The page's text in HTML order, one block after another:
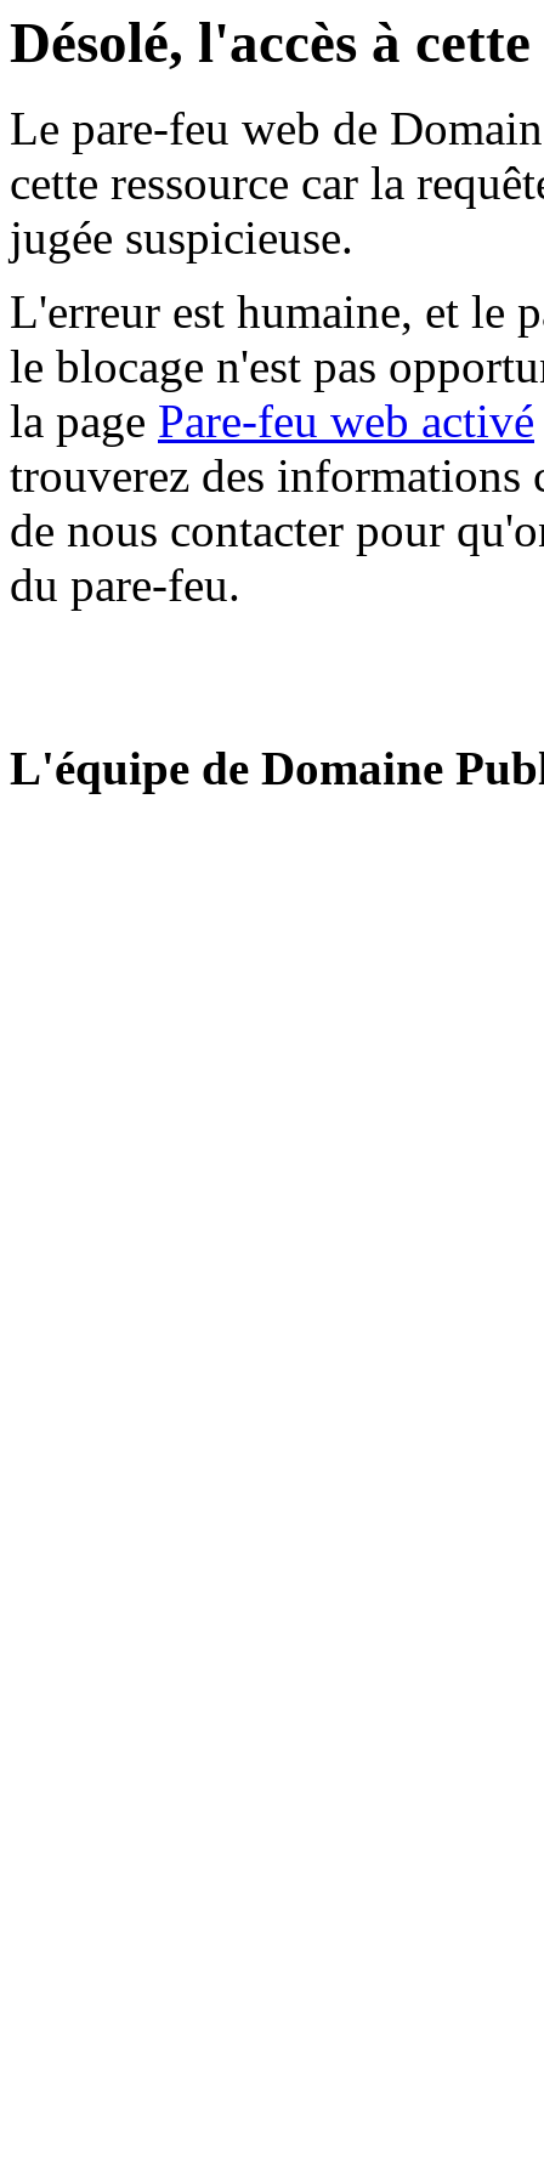
Désolé, l'accès à
Le pare-feu web de
cette ressource car la
jugée suspicieuse.
L'erreur est humaine, et le
le blocage n'est pas
la page Pare-feu web activé
trouverez des informations
de nous contacter pour
du pare-feu.
L'équipe de Domaine